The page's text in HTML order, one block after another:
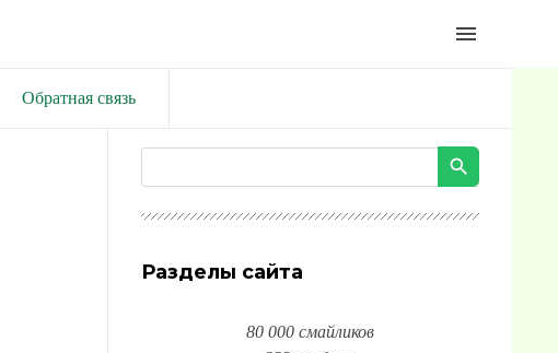
menu
Обратная связь
Разделы сайта
80 000 смайликов